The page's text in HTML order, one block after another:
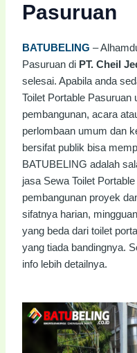
Pasuruan
BATUBELING –
Pasuruan di PT. Cheil
selesai. Apabila anda
Toilet Portable Pasuruan
pembangunan, acara
perlombaan umum dan
bersifat publik bisa
BATUBELING adalah
jasa Sewa Toilet
pembangunan proyek
sifatnya harian,
yang beda dari toilet
yang tiada bandingnya.
info lebih detailnya.